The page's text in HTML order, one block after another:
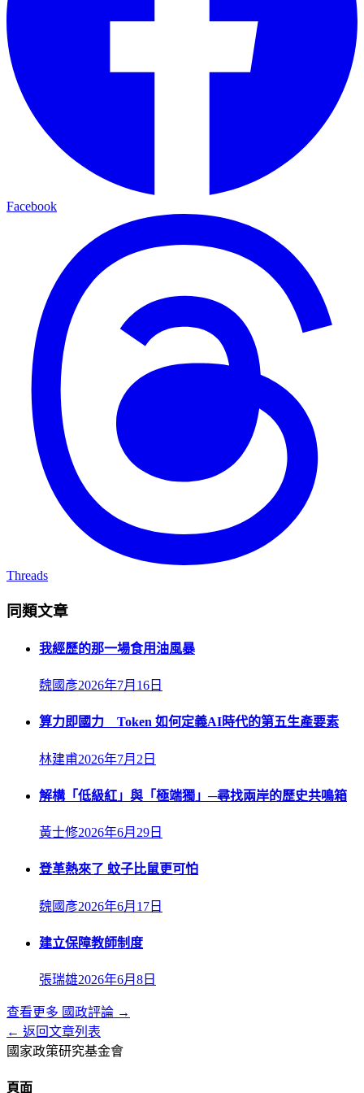
Facebook
Threads
同類文章
我經歷的那一場食用油風暴
魏國彥2026年7月16日
算力即國力 Token 如何定義AI時代的第五生產要素
林建甫2026年7月2日
解構「低級紅」與「極端獨」─尋找兩岸的歷史共鳴箱
黃士修2026年6月29日
登革熱來了 蚊子比鼠更可怕
魏國彥2026年6月17日
建立保障教師制度
張瑞雄2026年6月8日
查看更多 國政評論 →
← 返回文章列表
國家政策研究基金會
頁面